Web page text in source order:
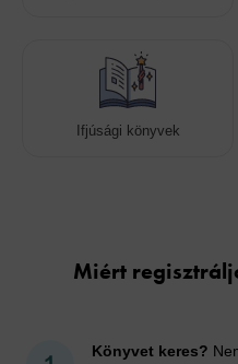
Ifjúsági könyvek
Miért
Könyvet keres?